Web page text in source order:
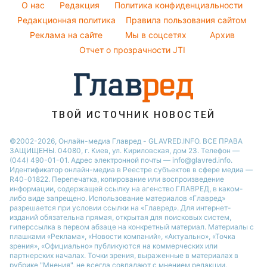
Напитки
Праздничное меню
Погода на завтра
Пылевая буря
O нас Редакция
Политика конфиденциальности
Редакционная политика
Правила пользования сайтом
Реклама на сайте
Мы в соцсетях
Архив
Отчет о прозрачности JTI
ТВОЙ ИСТОЧНИК НОВОСТЕЙ
©2002-2026, Онлайн-медиа Главред - GLAVRED.INFO. ВСЕ ПРАВА
ЗАЩИЩЕНЫ. 04080, г. Киев, ул. Кириловская, дом 23. Телефон —
(044) 490-01-01. Адрес электронной почты — info@glavred.info.
Идентификатор онлайн-медиа в Реестре cубъектов в сфере медиа —
R40-01822. Перепечатка, копирование или воспроизведение
информации, содержащей ссылку на агенство ГЛАВРЕД, в каком-
либо виде запрещено. Использование материалов «Главред»
разрешается при условии ссылки на «Главред». Для интернет-
изданий обязательна прямая, открытая для поисковых систем,
гиперссылка в первом абзаце на конкретный материал. Материалы с
плашками «Реклама», «Новости компаний», «Актуально», «Точка
зрения», «Официально» публикуются на коммерческих или
партнерских началах. Точки зрения, выраженные в материалах в
рубрике "Мнения", не всегда совпадают с мнением редакции.